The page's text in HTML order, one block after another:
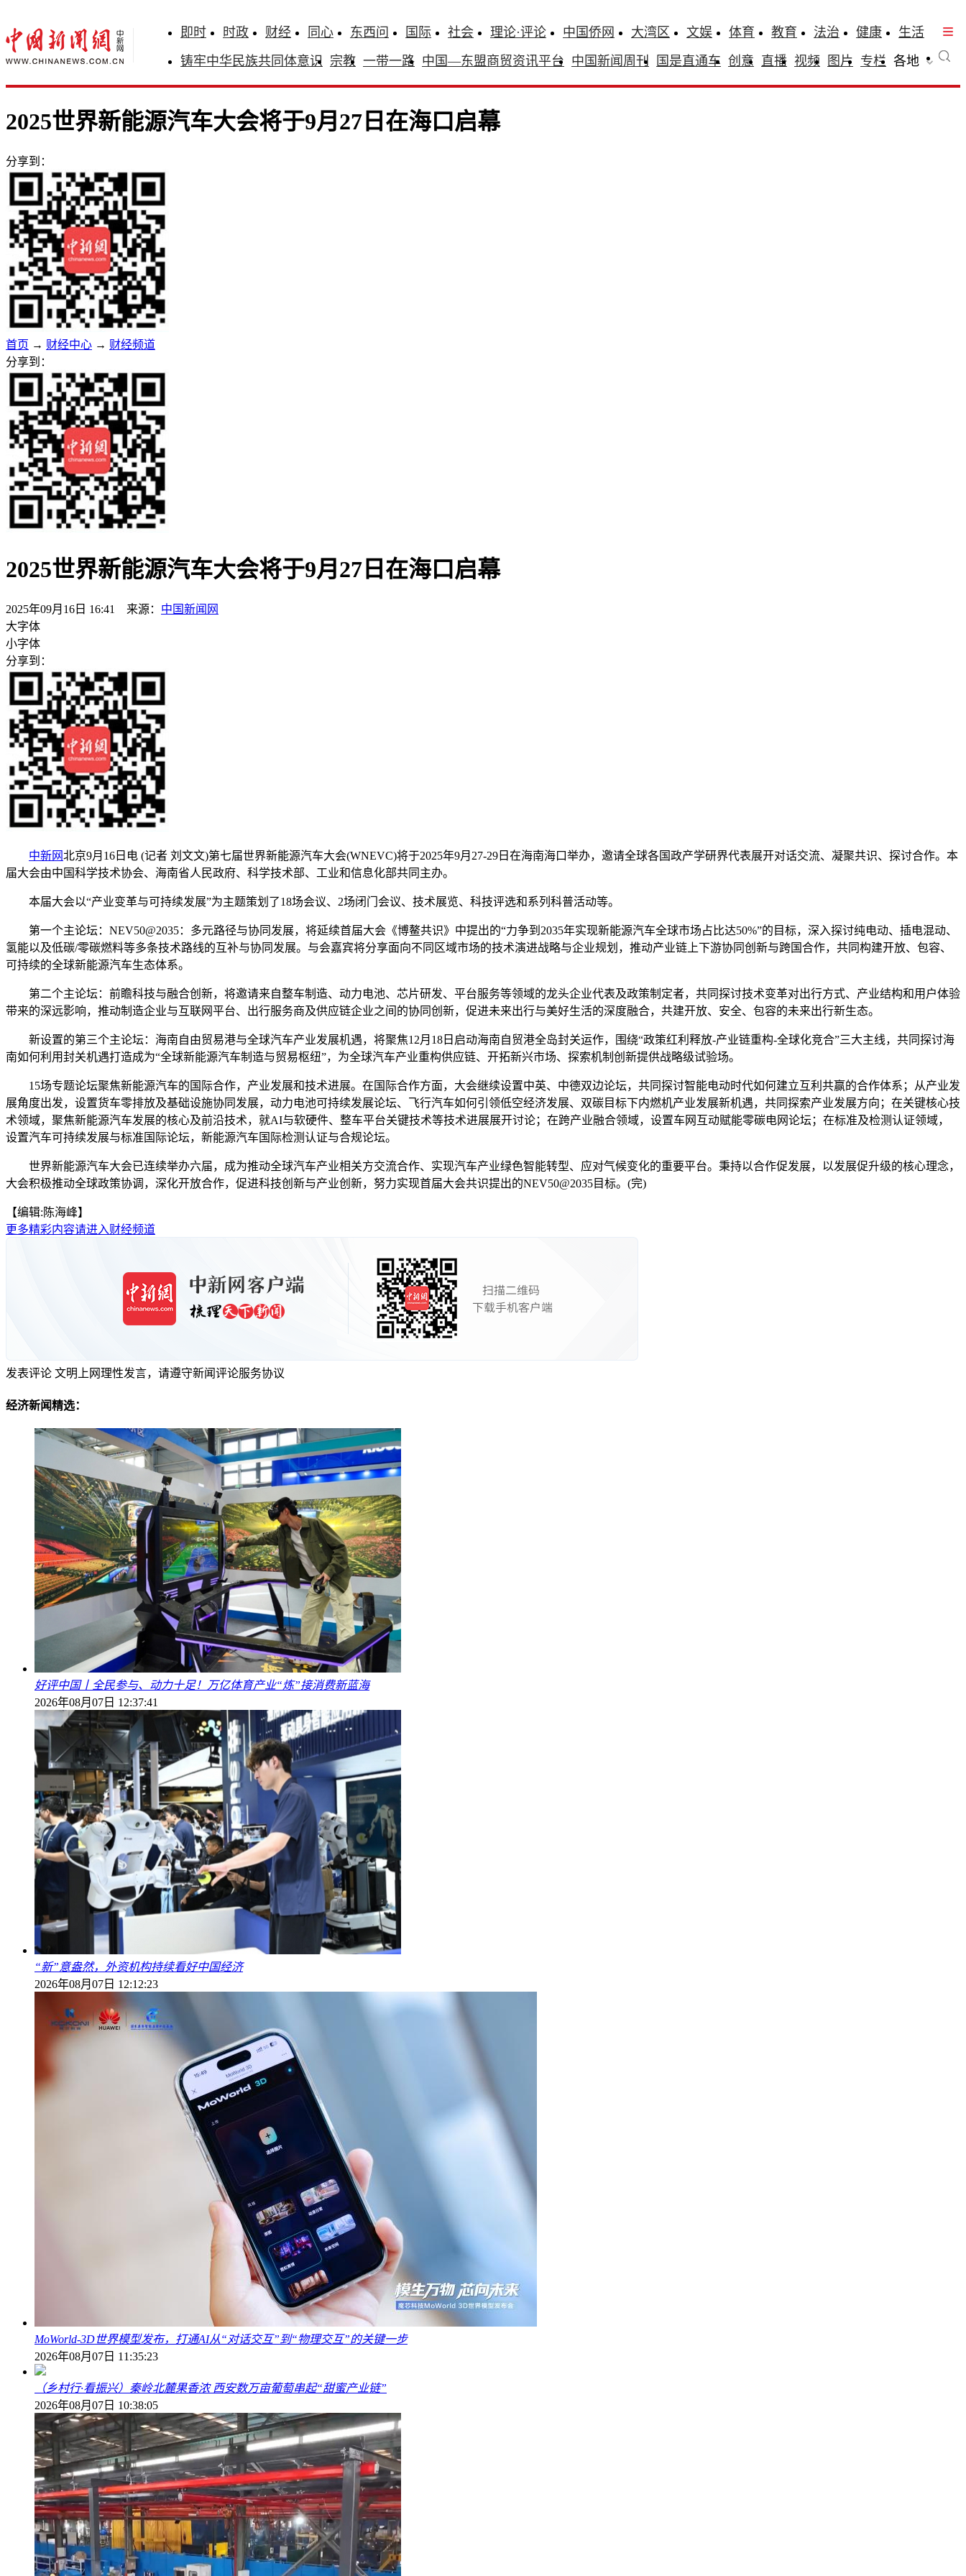
即时 时政 财经 同心 东西问 国际 社会 理论·评论 中国侨网 大湾区 文娱 体育 教育 法治 健康
生活
铸牢中华民族共同体意识 宗教 一带一路 中国—东盟商贸资讯平台 中国新闻周刊 国是直通车 创意 直播 视频 图片 专栏 各地
2025世界新能源汽车大会将于9月27日在海口启幕
分享到：
首页 → 财经中心 → 财经频道
分享到：
2025世界新能源汽车大会将于9月27日在海口启幕
2025年09月16日 16:41 来源： 中国新闻网
大字体
小字体
分享到：
中新网北京9月16日电 (记者 刘文文)第七届世界新能源汽车大会(WNEVC)将于2025年9月27-29日在海南海口举办，邀请全球各国政产学研界代表展开对话交流、凝聚共识、探讨合作。本
届大会由中国科学技术协会、海南省人民政府、科学技术部、工业和信息化部共同主办。
本届大会以“产业变革与可持续发展”为主题策划了18场会议、2场闭门会议、技术展览、科技评选和系列科普活动等。
第一个主论坛：NEV50@2035：多元路径与协同发展，将延续首届大会《博鳌共识》中提出的“力争到2035年实现新能源汽车全球市场占比达50%”的目标，深入探讨纯电动、插电混动、
氢能以及低碳/零碳燃料等多条技术路线的互补与协同发展。与会嘉宾将分享面向不同区域市场的技术演进战略与企业规划，推动产业链上下游协同创新与跨国合作，共同构建开放、包容、
可持续的全球新能源汽车生态体系。
第二个主论坛：前瞻科技与融合创新，将邀请来自整车制造、动力电池、芯片研发、平台服务等领域的龙头企业代表及政策制定者，共同探讨技术变革对出行方式、产业结构和用户体验
带来的深远影响，推动制造企业与互联网平台、出行服务商及供应链企业之间的协同创新，促进未来出行与美好生活的深度融合，共建开放、安全、包容的未来出行新生态。
新设置的第三个主论坛：海南自由贸易港与全球汽车产业发展机遇，将聚焦12月18日启动海南自贸港全岛封关运作，围绕“政策红利释放-产业链重构-全球化竞合”三大主线，共同探讨海
南如何利用封关机遇打造成为“全球新能源汽车制造与贸易枢纽”，为全球汽车产业重构供应链、开拓新兴市场、探索机制创新提供战略级试验场。
15场专题论坛聚焦新能源汽车的国际合作，产业发展和技术进展。在国际合作方面，大会继续设置中英、中德双边论坛，共同探讨智能电动时代如何建立互利共赢的合作体系；从产业发
展角度出发，设置货车零排放及基础设施协同发展，动力电池可持续发展论坛、飞行汽车如何引领低空经济发展、双碳目标下内燃机产业发展新机遇，共同探索产业发展方向；在关键核心技
术领域，聚焦新能源汽车发展的核心及前沿技术，就AI与软硬件、整车平台关键技术等技术进展展开讨论；在跨产业融合领域，设置车网互动赋能零碳电网论坛；在标准及检测认证领域，
设置汽车可持续发展与标准国际论坛，新能源汽车国际检测认证与合规论坛。
世界新能源汽车大会已连续举办六届，成为推动全球汽车产业相关方交流合作、实现汽车产业绿色智能转型、应对气候变化的重要平台。秉持以合作促发展，以发展促升级的核心理念，
大会积极推动全球政策协调，深化开放合作，促进科技创新与产业创新，努力实现首届大会共识提出的NEV50@2035目标。(完)
【编辑:陈海峰】
更多精彩内容请进入财经频道
发表评论 文明上网理性发言，请遵守新闻评论服务协议
经济新闻精选：
好评中国丨全民参与、动力十足！万亿体育产业“炼”接消费新蓝海
2026年08月07日 12:37:41
“新”意盎然，外资机构持续看好中国经济
2026年08月07日 12:12:23
MoWorld-3D世界模型发布，打通AI从“对话交互”到“物理交互”的关键一步
2026年08月07日 11:35:23
（乡村行·看振兴）秦岭北麓果香浓 西安数万亩葡萄串起“甜蜜产业链”
2026年08月07日 10:38:05